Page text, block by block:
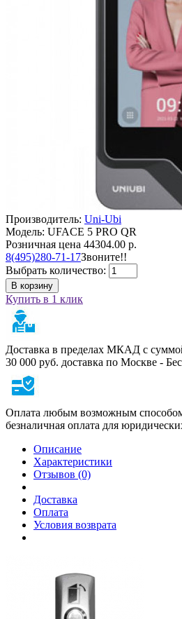
Производитель: Uni-Ubi
Модель: UFACE 5 PRO QR
Розничная цена 44304.00 р.
8(495)280-71-17Звоните!!
Выбрать количество:
В корзину
Купить в 1 клик
Доставка в пределах МКАД с
30 000 руб. доставка по Москве -
Оплата любым возможным
безналичная оплата для
Описание
Характеристики
Отзывов (0)
Доставка
Оплата
Условия возврата